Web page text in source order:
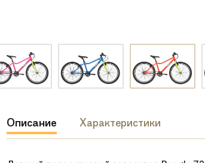
Описание Характеристики